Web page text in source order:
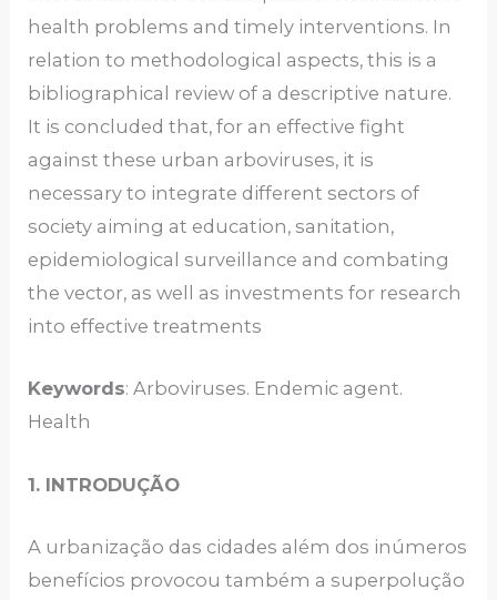
health problems and timely interventions. In
relation to methodological aspects, this is a
bibliographical review of a descriptive nature.
It is concluded that, for an effective fight
against these urban arboviruses, it is
necessary to integrate different sectors of
society aiming at education, sanitation,
epidemiological surveillance and combating
the vector, as well as investments for research
into effective treatments
Keywords: Arboviruses. Endemic agent.
Health
1. INTRODUÇÃO
A urbanização das cidades além dos inúmeros
benefícios provocou também a superpolução